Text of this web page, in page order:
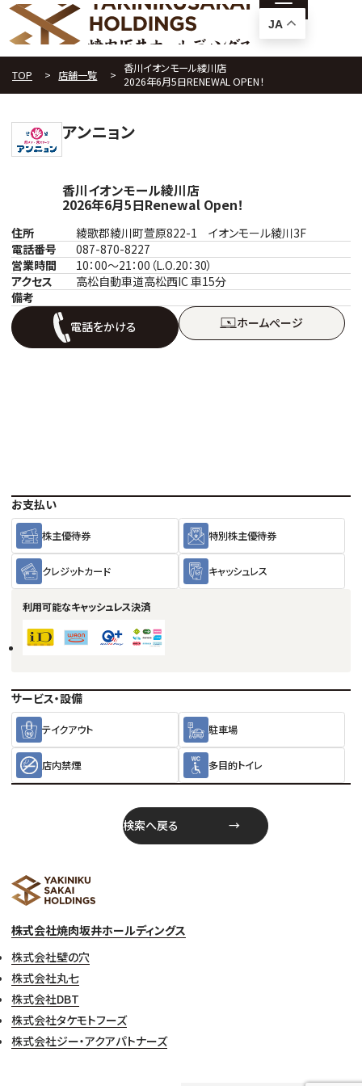
TOP 店舗一覧
香川イオンモール綾川店
2026年6月5日RENEWAL OPEN！
アンニョン
香川イオンモール綾川店
2026年6月5日Renewal Open！
住所
綾歌郡綾川町萱原822-1 イオンモール綾川3F
電話番号
087-870-8227
営業時間
10：00～21：00（L.O.20：30）
アクセス
高松自動車道高松西IC 車15分
備考
電話をかける
ホームぺージ
お支払い
株主優待券 特別株主優待券
クレジットカード キャッシュレス
利用可能なキャッシュレス決済
サービス・設備
テイクアウト 駐車場
店内禁煙 多目的トイレ
検索へ戻る
株式会社焼肉坂井ホールディングス
株式会社壁の穴
株式会社丸七
株式会社DBT
株式会社タケモトフーズ
株式会社ジー・アクアパトナーズ
JA